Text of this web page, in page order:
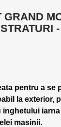
GRAND
pentru a se
la exterior,
masinii.